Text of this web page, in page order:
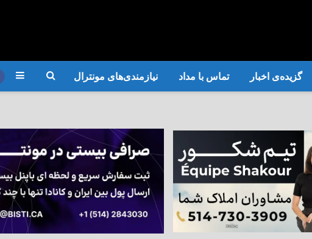
گزیده‌ی‌ اخبار تماس با مداد نیازمندی‌های مونترال